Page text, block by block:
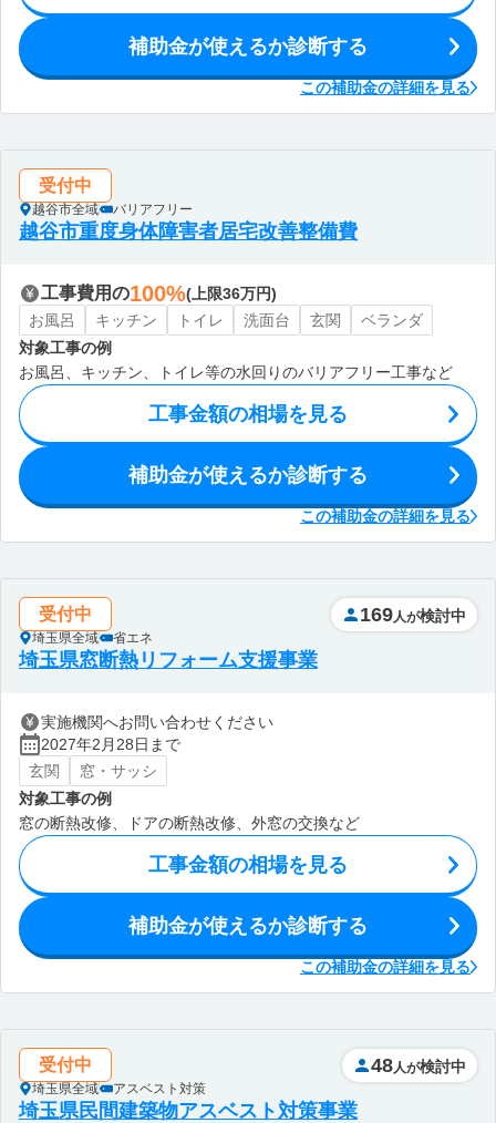
補助金が使えるか診断する
この補助金の詳細を見る
受付中
越谷市全域 バリアフリー
越谷市重度身体障害者居宅改善整備費
工事費用の100%(上限36万円)
お風呂
キッチン トイレ 洗面台 玄関
ベランダ
対象工事の例
お風呂、キッチン、トイレ等の水回りのバリアフリー工事など
工事金額の相場を見る
補助金が使えるか診断する
この補助金の詳細を見る
受付中
埼玉県全域 省エネ
169 人が検討中
埼玉県窓断熱リフォーム支援事業
実施機関へお問い合わせください
2027年2月28日まで
玄関
窓・サッシ
対象工事の例
窓の断熱改修、ドアの断熱改修、外窓の交換など
工事金額の相場を見る
補助金が使えるか診断する
この補助金の詳細を見る
受付中
埼玉県全域 アスベスト対策
48 人が検討中
埼玉県民間建築物アスベスト対策事業